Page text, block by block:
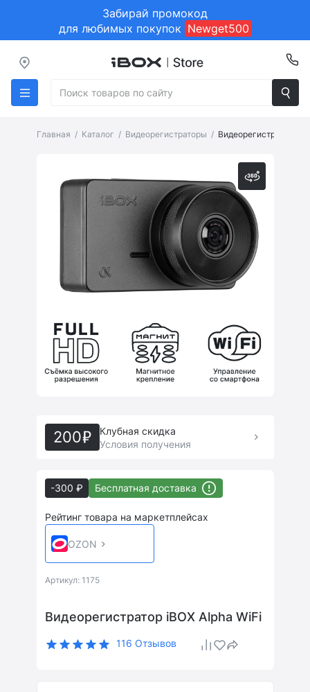
Забирай промокод
для любимых покупок Newget500
Главная Каталог Видеорегистраторы Видеорегистратор
200
Клубная скидка
Условия получения
Рейтинг товара на маркетплейсах
OZON
Артикул: 1175
Видеорегистратор iBOX Alpha WiFi
116 Отзывов
-300 ₽ Бесплатная доставка